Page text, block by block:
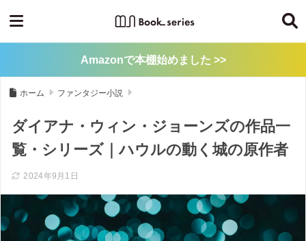
Amazonで本棚始めました >>
ホーム ファンタジー小説
ダイアナ・ウィン・ジョーンズの作品一
覧・シリーズ｜ハウルの動く城の原作者
2024年9月1日